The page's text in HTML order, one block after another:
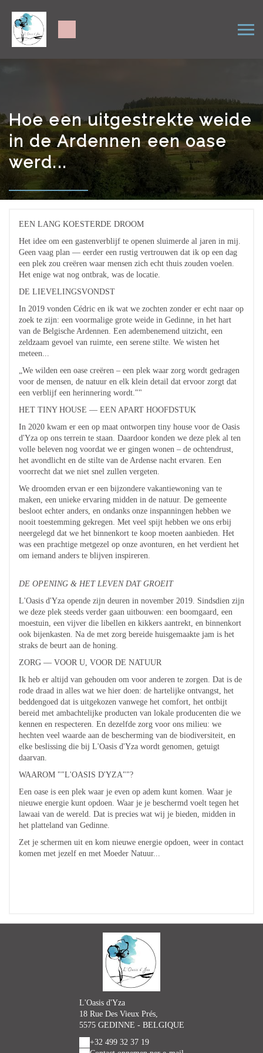
Hoe een uitgestrekte weide
in de Ardennen een oase
werd...
EEN LANG KOESTERDE DROOM
Het idee om een gastenverblijf te openen sluimerde al jaren in mij.
Geen vaag plan — eerder een rustig vertrouwen dat ik op een dag
een plek zou creëren waar mensen zich echt thuis zouden voelen.
Het enige wat nog ontbrak, was de locatie.
DE LIEVELINGSVONDST
In 2019 vonden Cédric en ik wat we zochten zonder er echt naar op
zoek te zijn: een voormalige grote weide in Gedinne, in het hart
van de Belgische Ardennen. Een adembenemend uitzicht, een
zeldzaam gevoel van ruimte, een serene stilte. We wisten het
meteen...
„We wilden een oase creëren – een plek waar zorg wordt gedragen
voor de mensen, de natuur en elk klein detail dat ervoor zorgt dat
een verblijf een herinnering wordt.""
HET TINY HOUSE — EEN APART HOOFDSTUK
In 2020 kwam er een op maat ontworpen tiny house voor de Oasis
d'Yza op ons terrein te staan. Daardoor konden we deze plek al ten
volle beleven nog voordat we er gingen wonen – de ochtendrust,
het avondlicht en de stilte van de Ardense nacht ervaren. Een
voorrecht dat we niet snel zullen vergeten.
We droomden ervan er een bijzondere vakantiewoning van te
maken, een unieke ervaring midden in de natuur. De gemeente
besloot echter anders, en ondanks onze inspanningen hebben we
nooit toestemming gekregen. Met veel spijt hebben we ons erbij
neergelegd dat we het binnenkort te koop moeten aanbieden. Het
was een prachtige metgezel op onze avonturen, en het verdient het
om iemand anders te blijven inspireren.
DE OPENING & HET LEVEN DAT GROEIT
L'Oasis d'Yza opende zijn deuren in november 2019. Sindsdien zijn
we deze plek steeds verder gaan uitbouwen: een boomgaard, een
moestuin, een vijver die libellen en kikkers aantrekt, en binnenkort
ook bijenkasten. Na de met zorg bereide huisgemaakte jam is het
straks de beurt aan de honing.
ZORG — VOOR U, VOOR DE NATUUR
Ik heb er altijd van gehouden om voor anderen te zorgen. Dat is de
rode draad in alles wat we hier doen: de hartelijke ontvangst, het
beddengoed dat is uitgekozen vanwege het comfort, het ontbijt
bereid met ambachtelijke producten van lokale producenten die we
kennen en respecteren. En dezelfde zorg voor ons milieu: we
hechten veel waarde aan de bescherming van de biodiversiteit, en
elke beslissing die bij L'Oasis d'Yza wordt genomen, getuigt
daarvan.
WAAROM ""L'OASIS D'YZA""?
Een oase is een plek waar je even op adem kunt komen. Waar je
nieuwe energie kunt opdoen. Waar je je beschermd voelt tegen het
lawaai van de wereld. Dat is precies wat wij je bieden, midden in
het platteland van Gedinne.
Zet je schermen uit en kom nieuwe energie opdoen, weer in contact
komen met jezelf en met Moeder Natuur...
L'Oasis d'Yza
18 Rue Des Vieux Prés,
5575 GEDINNE - BELGIQUE
+32 499 32 37 19